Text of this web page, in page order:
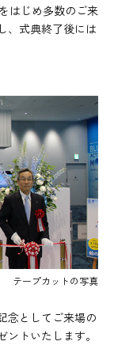
はじめ多数のご来
、式典終了後には
テープカットの写真
念としてご来場の
トいたします。